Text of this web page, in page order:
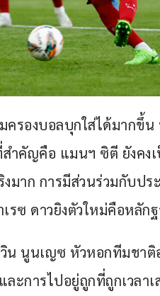
ครองบอลบุกใส่ได้มากขึ้
สำคัญคือ แมนฯ ซิตี ยังคง
งมาก การมีส่วนร่วมกับป
รซ ดาวยิงตัวใหม่คือหลัก
วิน นูนเญซ หัวหอกทีมชา
ะการไปอยู่ถูกที่ถูกเวลา